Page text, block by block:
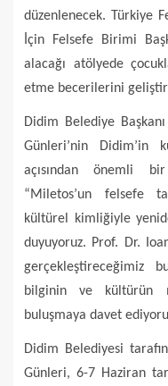
düzenlenecek. Türkiye
İçin Felsefe Birimi
alacağı atölyede
etme becerilerini
Didim Belediye
Günleri’nin Didim’in
açısından önemli
“Miletos’un felsefe
kültürel kimliğiyle
duyuyoruz. Prof. Dr.
gerçekleştireceğimiz
bilginin ve kültürün
buluşmaya davet
Didim Belediyesi
Günleri, 6-7 Haziran